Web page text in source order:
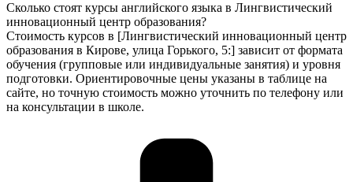
Сколько стоят курсы английского языка в Лингвистический
инновационный центр образования?
Стоимость курсов в [Лингвистический инновационный центр
образования в Кирове, улица Горького, 5:] зависит от формата
обучения (групповые или индивидуальные занятия) и уровня
подготовки. Ориентировочные цены указаны в таблице на
сайте, но точную стоимость можно уточнить по телефону или
на консультации в школе.